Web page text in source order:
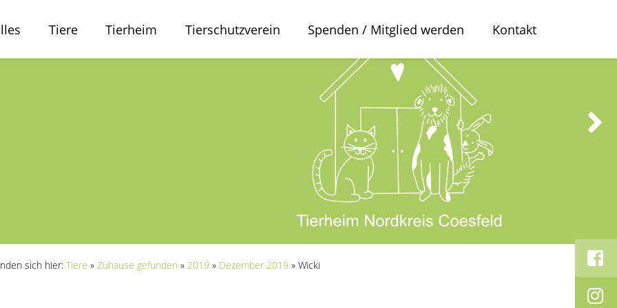
Tiere Tierheim Tierschutzverein Spenden / Mitglied werden Kontakt
sich hier: Tiere » Zuhause gefunden » 2019 » Dezember 2019 » Wicki